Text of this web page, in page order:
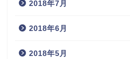
2018年7月
2018年6月
2018年5月